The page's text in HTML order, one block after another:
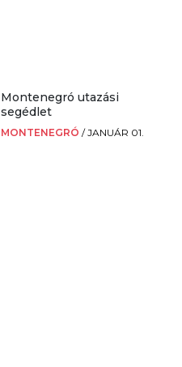
Montenegró utazási
segédlet
MONTENEGRÓ /JANUÁR 01.